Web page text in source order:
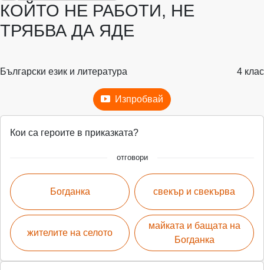
КОЙТО НЕ РАБОТИ, НЕ
ТРЯБВА ДА ЯДЕ
Български език и литература 4 клас
Изпробвай
Кои са героите в приказката?
отговори
Богданка
жителите на селото
свекър и свекърва
майката и бащата на
Богданка